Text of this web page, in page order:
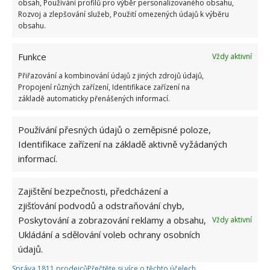
obsah, Používání profilů pro výběr personalizovaného obsahu,
Rozvoj a zlepšování služeb, Použití omezených údajů k výběru
obsahu.
Funkce
Vždy aktivní
Přiřazování a kombinování údajů z jiných zdrojů údajů,
Propojení různých zařízení, Identifikace zařízení na
základě automaticky přenášených informací.
Používání přesných údajů o zeměpisné poloze,
Identifikace zařízení na základě aktivně vyžádaných
informací.
Zajištění bezpečnosti, předcházení a
zjišťování podvodů a odstraňování chyb,
Poskytování a zobrazování reklamy a obsahu,
Ukládání a sdělování voleb ochrany osobních
údajů.
Vždy aktivní
přidala během svých studií a práce
redaktorky ji tak nadchla, že se
SOUVISEJÍCÍ ČLÁNKY
Je levnější mít topení zapnuté nebo ho každý
den zapínat a vypínat? Chybou lidé zbytečně
přicházejí o peníze